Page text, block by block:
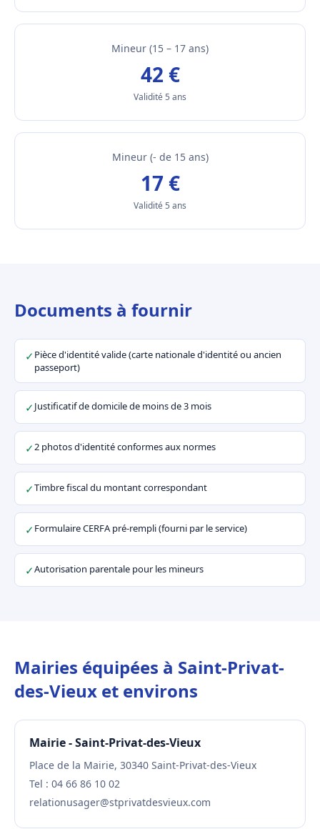
Mineur (15 – 17 ans)
42 €
Validité 5 ans
Mineur (- de 15 ans)
17 €
Validité 5 ans
Documents à fournir
✓ Pièce d'identité valide (carte nationale d'identité ou ancien
passeport)
✓Justificatif de domicile de moins de 3 mois
✓2 photos d'identité conformes aux normes
✓Timbre fiscal du montant correspondant
✓ Formulaire CERFA pré-rempli (fourni par le service)
✓Autorisation parentale pour les mineurs
Mairies équipées à Saint-Privat-
des-Vieux et environs
Mairie - Saint-Privat-des-Vieux
Place de la Mairie, 30340 Saint-Privat-des-Vieux
Tel : 04 66 86 10 02
relationusager@stprivatdesvieux.com